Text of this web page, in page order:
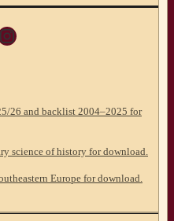
26 and backlist 2004–2025 for
science of history for download.
Europe for download.